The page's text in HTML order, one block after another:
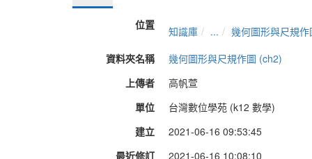
位置 知識庫 ...
幾何圖形與尺規
資料夾名稱
幾何圖形與尺規作圖 (ch2)
上傳者
高帆萱
單位
台灣數位學苑 (k12 數學)
建立
2021-06-16 09:53:45
最近修訂
2021-06-16 10:08:10